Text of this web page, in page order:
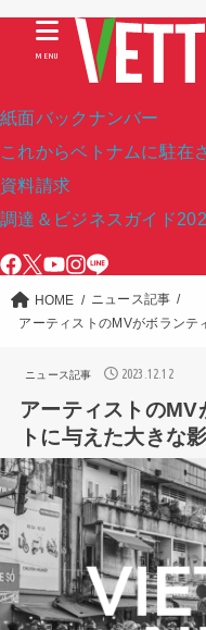
紙面バックナンバー
これからベトナムに駐在
資料請求
調達＆ビジネスガイド
MENU
HOME
ニュース記事
アーティストのMVがボランテ
ニュース記事 2023.12.12
アーティストのMV
トに与えた大きな